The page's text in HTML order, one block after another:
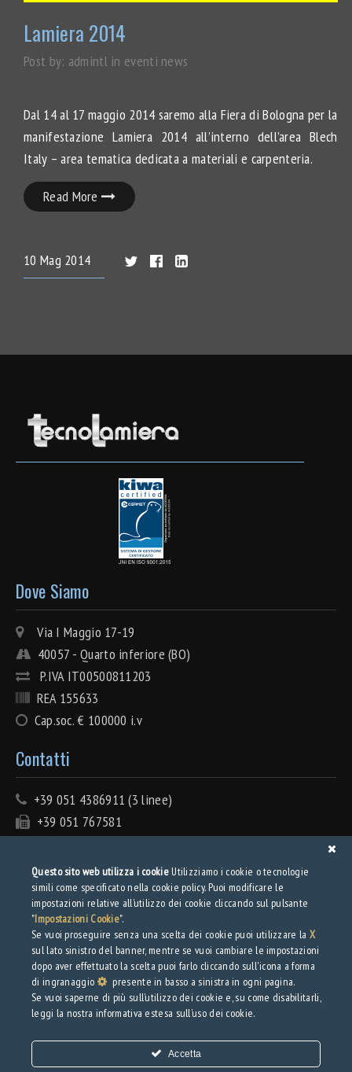
Lamiera 2014
Post by: admintlin eventi news
Dal 14 al 17 maggio 2014 saremo alla Fiera di Bologna per la
manifestazione Lamiera 2014 all’interno dell’area Blech
Italy – area tematica dedicata a materiali e carpenteria.
Read More
10 Mag 2014
Dove Siamo
Via I Maggio 17-19
40057 - Quarto inferiore (BO)
P.IVA IT00500811203
REA 155633
Cap.soc. € 100000 i.v
Contatti
+39 051 4386911 (3 linee)
+39 051 767581
PEC: tecnolamiera@pec.wmail.it
Privacy
Privacy Policy
Web Privacy Policy
Download
Brochure
Questo sito web utilizza i cookieUtilizziamo i cookie o tecnologie
simili come specificato nella cookie policy. Puoi modificare le
impostazioni relative all’utilizzo dei cookie cliccando sul pulsante
"Impostazioni Cookie".
Se vuoi proseguire senza una scelta dei cookie puoi utilizzare la X
sul lato sinistro del banner, mentre se vuoi cambiare le impostazioni
dopo aver effettuato la scelta puoi farlo cliccando sull'icona a forma
di ingranaggio
presente in basso a sinistra in ogni pagina.
Se vuoi saperne di più sull’utilizzo dei cookie e, su come disabilitarli,
leggi la nostra informativa estesa sull’uso dei cookie.
Accetta